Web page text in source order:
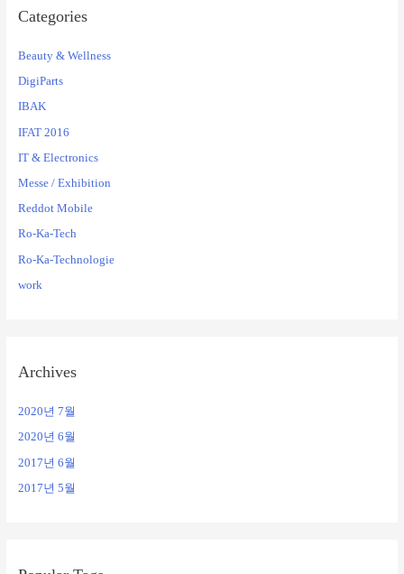
Categories
Beauty & Wellness
DigiParts
IBAK
IFAT 2016
IT & Electronics
Messe / Exhibition
Reddot Mobile
Ro-Ka-Tech
Ro-Ka-Technologie
work
Archives
2020년 7월
2020년 6월
2017년 6월
2017년 5월